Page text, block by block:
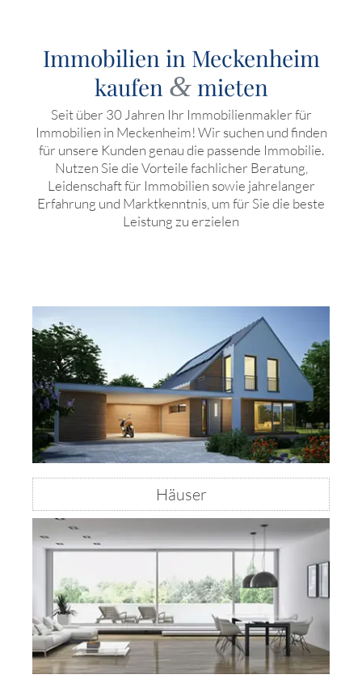
Immobilien in Meckenheim
kaufen &mieten
Seit über 30 Jahren Ihr Immobilienmakler für
Immobilien in Meckenheim! Wir suchen und finden
für unsere Kunden genau die passende Immobilie.
Nutzen Sie die Vorteile fachlicher Beratung,
Leidenschaft für Immobilien sowie jahrelanger
Erfahrung und Marktkenntnis, um für Sie die beste
Leistung zu erzielen
Häuser